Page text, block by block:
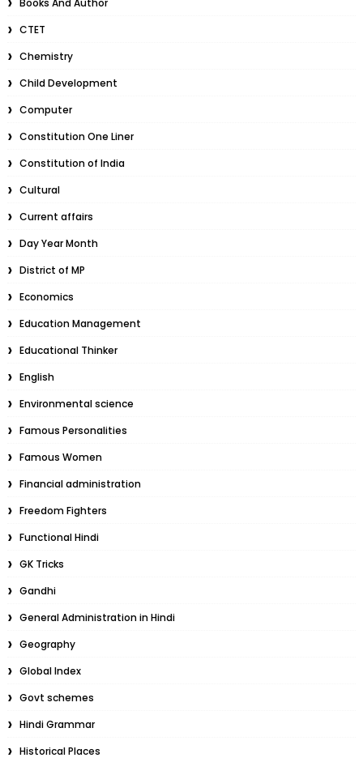
Books And Author
CTET
Chemistry
Child Development
Computer
Constitution One Liner
Constitution of India
Cultural
Current affairs
Day Year Month
District of MP
Economics
Education Management
Educational Thinker
English
Environmental science
Famous Personalities
Famous Women
Financial administration
Freedom Fighters
Functional Hindi
GK Tricks
Gandhi
General Administration in Hindi
Geography
Global Index
Govt schemes
Hindi Grammar
Historical Places